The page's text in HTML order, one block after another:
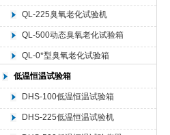
北京中科环试仪器有限公司
QL-225臭氧老化试验机
QL-500动态臭氧老化试验箱
QL-0*型臭氧老化试验箱
低温恒温试验箱
DHS-100低温恒温试验箱
DHS-225低温恒温试验机